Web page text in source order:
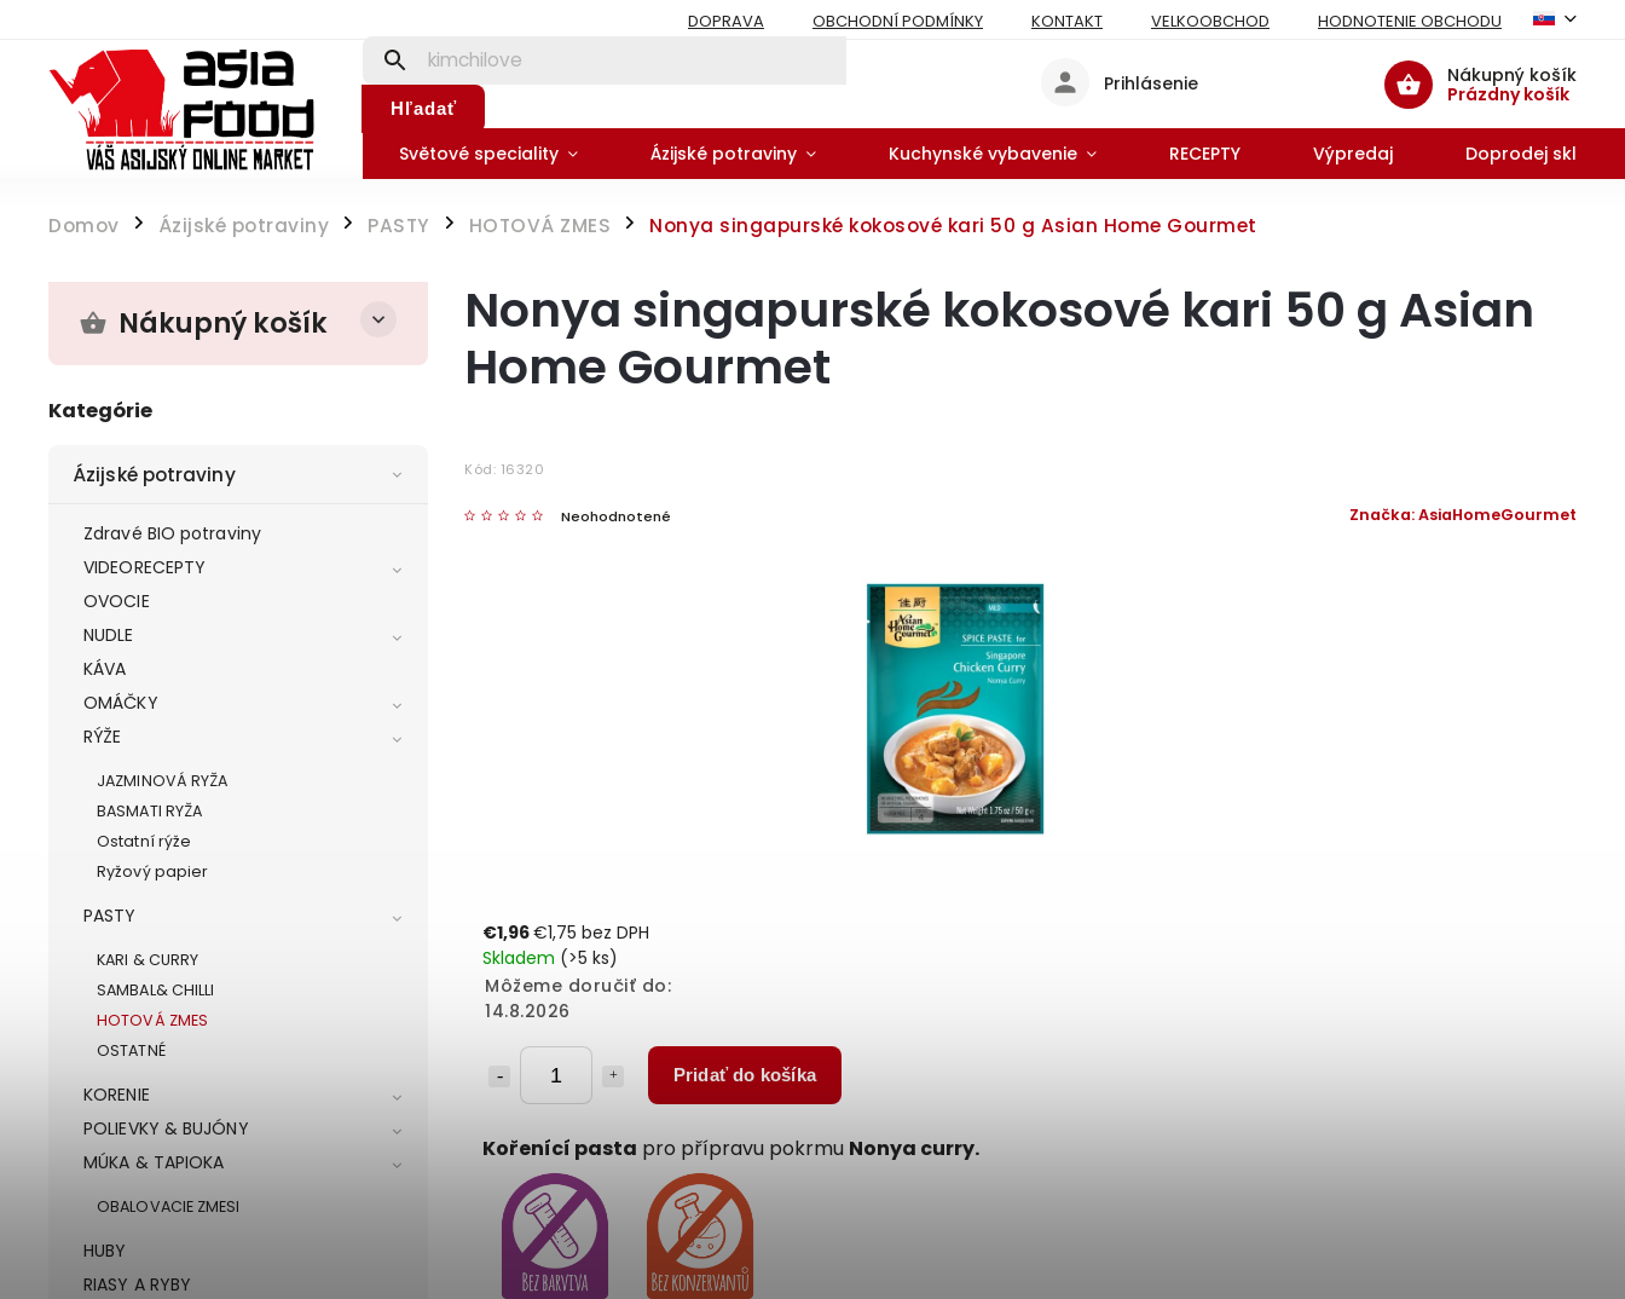
DOPRAVA OBCHODNÍ PODMÍNKY KONTAKT VELKOOBCHOD HODNOTENIE OBCHODU
Hľadať
Nákupný košík
Prázdny košík
Prihlásenie
Světové speciality Ázijské potraviny Kuchynské vybavenie RECEPTY Výpredaj Doprodej skladu
Domov / Ázijské potraviny / PASTY / HOTOVÁ ZMES / Nonya singapurské kokosové kari 50 g Asian Home Gourmet
Nákupný košík
Kategórie
Ázijské potraviny
Zdravé BIO potraviny
VIDEORECEPTY
OVOCIE
NUDLE
KÁVA
OMÁČKY
RÝŽE
JAZMINOVÁ RYŽA
BASMATI RYŽA
Ostatní rýže
Ryžový papier
PASTY
KARI & CURRY
SAMBAL& CHILLI
HOTOVÁ ZMES
OSTATNÉ
KORENIE
POLIEVKY & BUJÓNY
MÚKA & TAPIOKA
OBALOVACIE ZMESI
HUBY
RIASY A RYBY
Nonya singapurské kokosové kari 50 g Asian
Home Gourmet
Kód: 16320
Neohodnotené Značka:AsiaHomeGourmet
€1,96€1,75 bez DPH
Skladem (>5 ks)
Môžeme doručiť do:
14.8.2026
Pridať do košíka
Kořenící pasta pro přípravu pokrmu Nonya curry.